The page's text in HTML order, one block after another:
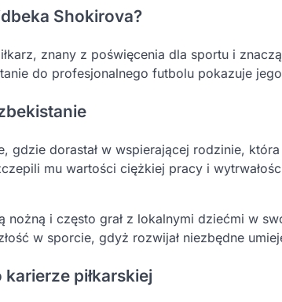
Shokirova?
znany z poświęcenia dla sportu i
do profesjonalnego futbolu pokazuje
gdzie dorastał w wspierającej rodzinie,
mu wartości ciężkiej pracy i
nożną i często grał z lokalnymi dziećmi w
w sporcie, gdyż rozwijał niezbędne
piłkarskiej